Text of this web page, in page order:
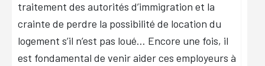
traitement des autorités d’immigration et la
crainte de perdre la possibilité de location du
logement s’il n’est pas loué… Encore une fois, il
est fondamental de venir aider ces employeurs à